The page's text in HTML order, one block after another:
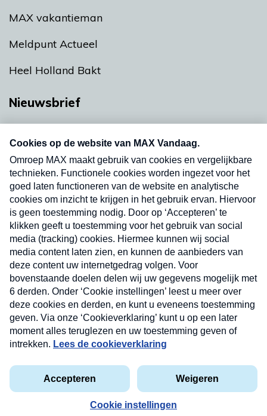
MAX vakantieman
Meldpunt Actueel
Heel Holland Bakt
Nieuwsbrief
nieuwsbrief. Elke vrijdag- en dinsdagochtend in
uw mailbox.
Verzend
Privacyverklaring
Cookieverklaring
Kwetsbaarheid melden
Copyright © 2026 MAX Vandaag - Omroep MAX
Nieuwsbrief
Neem hier een gratis abonnement op onze
nieuwsbrief. Elke vrijdag- en dinsdagochtend in uw